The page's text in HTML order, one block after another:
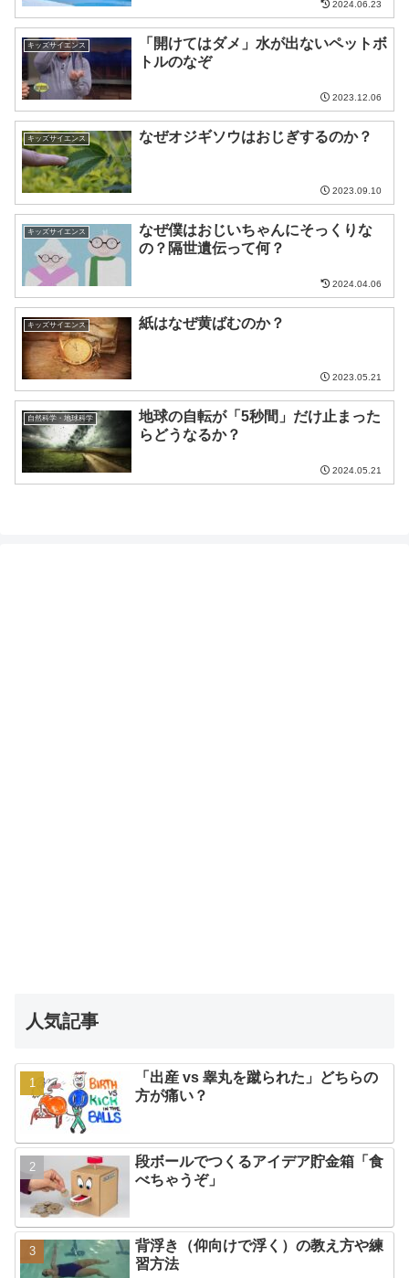
2024.06.23
キッズサイエンス
「開けてはダメ」水が出ないペットボ
トルのなぞ
2023.12.06
キッズサイエンス なぜオジギソウはおじぎするのか？
2023.09.10
キッズサイエンス
なぜ僕はおじいちゃんにそっくりな
の？隔世遺伝って何？
2024.04.06
キッズサイエンス 紙はなぜ黄ばむのか？
2023.05.21
自然科学・地球科学
地球の自転が「5秒間」だけ止まった
らどうなるか？
2024.05.21
人気記事
「出産 vs 睾丸を蹴られた」どちらの
方が痛い？
段ボールでつくるアイデア貯金箱「食
べちゃうぞ」
背浮き（仰向けで浮く）の教え方や練
習方法